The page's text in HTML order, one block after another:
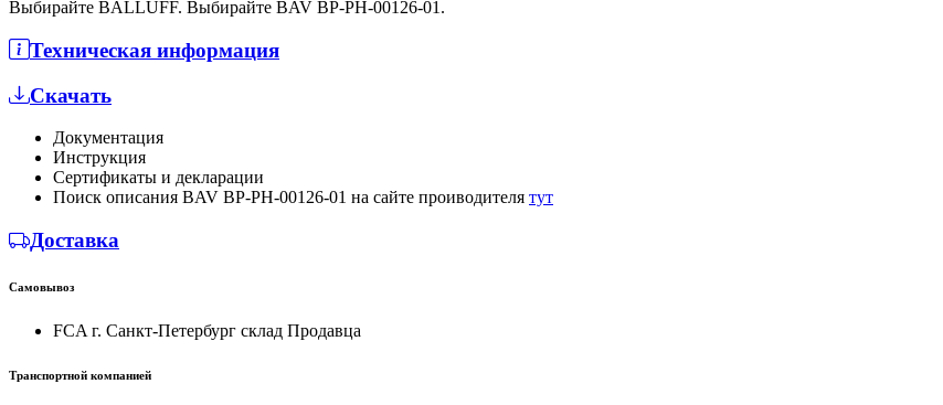
Выбирайте BALLUFF. Выбирайте BAV BP-PH-00126-01.
Техническая информация
Скачать
Документация
Инструкция
Сертификаты и декларации
Поиск описания BAV BP-PH-00126-01 на сайте проиводителя тут
Доставка
Самовывоз
FCA г. Санкт-Петербург склад Продавца
Транспортной компанией